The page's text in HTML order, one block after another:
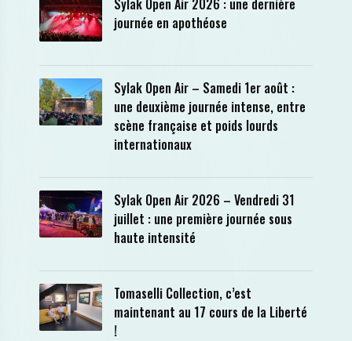
Sylak Open Air 2026 : une dernière
journée en apothéose
Sylak Open Air – Samedi 1er août :
une deuxième journée intense, entre
scène française et poids lourds
internationaux
Sylak Open Air 2026 – Vendredi 31
juillet : une première journée sous
haute intensité
Tomaselli Collection, c’est
maintenant au 17 cours de la Liberté
!